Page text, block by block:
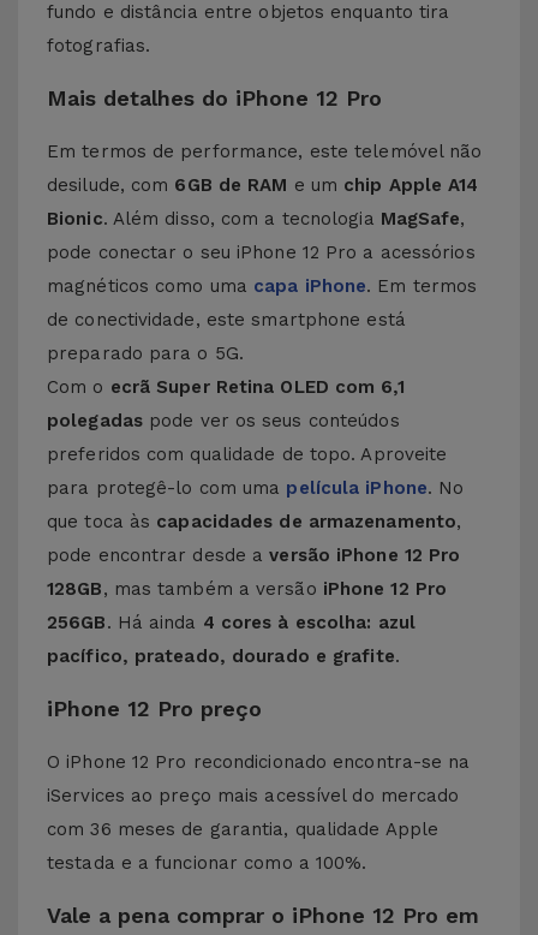
fundo e distância entre objetos enquanto tira
fotografias.
Mais detalhes do iPhone 12 Pro
Em termos de performance, este telemóvel não
desilude, com 6GB de RAM e um chip Apple A14
Bionic. Além disso, com a tecnologia MagSafe,
pode conectar o seu iPhone 12 Pro a acessórios
magnéticos como uma capa iPhone. Em termos
de conectividade, este smartphone está
preparado para o 5G.
Com o ecrã Super Retina OLED com 6,1
polegadas pode ver os seus conteúdos
preferidos com qualidade de topo. Aproveite
para protegê-lo com uma película iPhone. No
que toca às capacidades de armazenamento,
pode encontrar desde aversão iPhone 12 Pro
128GB, mas também a versão iPhone 12 Pro
256GB. Há ainda 4 cores à escolha: azul
pacífico, prateado, dourado e grafite.
iPhone 12 Pro preço
O iPhone 12 Pro recondicionado encontra-se na
iServices ao preço mais acessível do mercado
com 36 meses de garantia, qualidade Apple
testada e a funcionar como a 100%.
Vale a pena comprar o iPhone 12 Pro em